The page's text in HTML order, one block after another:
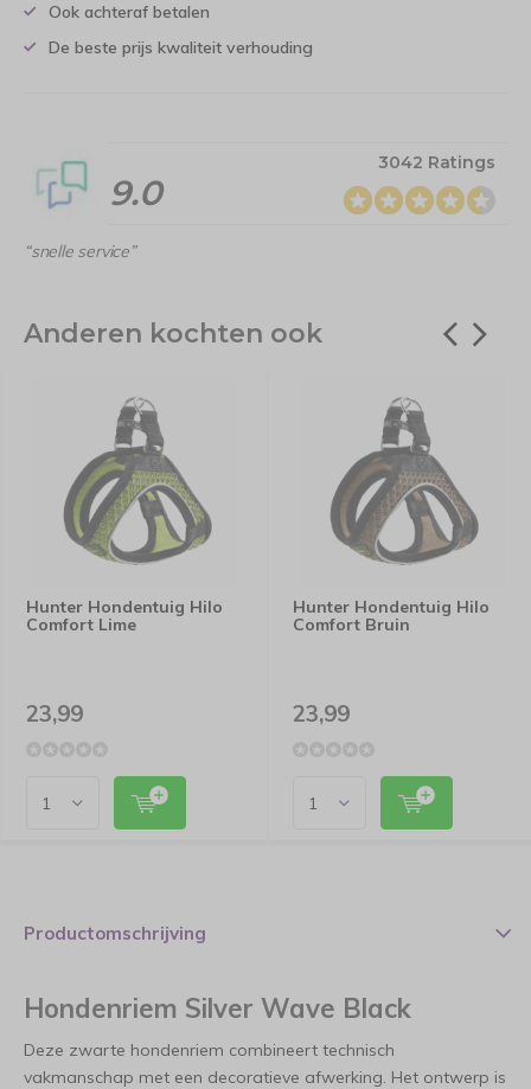
Ook achteraf betalen
De beste prijs kwaliteit verhouding
9.0
3042 Ratings
“snelle service”
Anderen kochten ook
Hunter Hondentuig Hilo
Comfort Lime
23,99
Hunter Hondentuig Hilo
Comfort Bruin
23,99
Productomschrijving
Hondenriem Silver Wave Black
Deze zwarte hondenriem combineert technisch
vakmanschap met een decoratieve afwerking. Het ontwerp is